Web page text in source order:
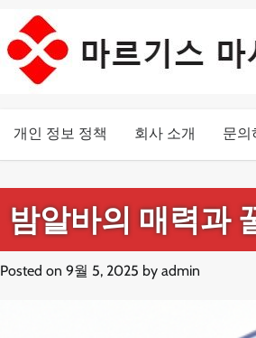
content
개인 정보 정책 회사 소개 문의
밤알바의 매력과
Posted on 9월 5, 2025 by admin